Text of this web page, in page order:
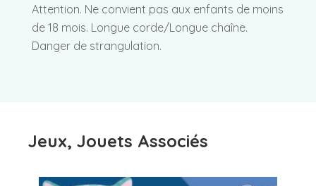
Attention. Ne convient pas aux enfants de moins
de 18 mois. Longue corde/Longue chaîne.
Danger de strangulation.
Jeux, Jouets Associés